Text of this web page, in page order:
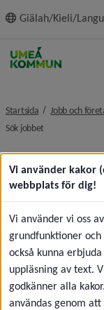
innehållet
Giälah/Kieli/
Startsida Jobb och
Sök jobbet
Andra sidor
Korttidsvikariat
Sidan
Vi använder kakor
webbplats för dig!
Vi använder vi oss
grundfunktioner
också kunna
uppläsning av text.
godkänner alla
användas genom